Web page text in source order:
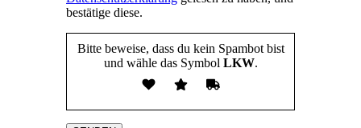
bestätige diese.
Bitte beweise, dass du kein Spambot bist
und wähle das Symbol LKW.